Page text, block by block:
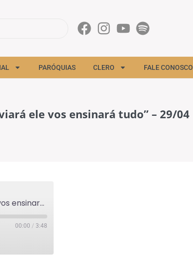
PARÓQUIAS CLERO FALE CONOSCO
ele vos ensinará tudo” – 29/04
"O Defensor, o Espírito Santo, que o Pai enviará ele vos ensinará tudo" - 29/04
00:00 / 3:48